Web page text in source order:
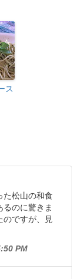
ス
た松山の和食
のに驚きま
のですが、見
PM